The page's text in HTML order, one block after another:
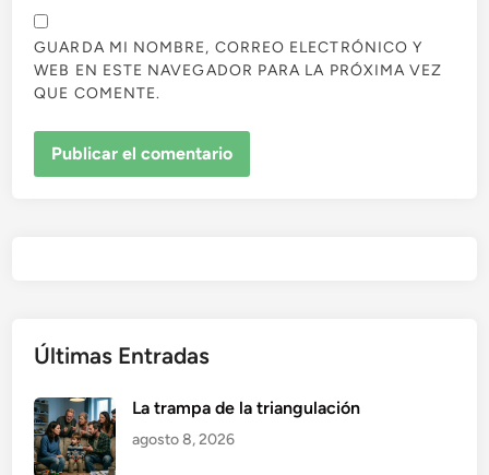
GUARDA MI NOMBRE, CORREO ELECTRÓNICO Y
WEB EN ESTE NAVEGADOR PARA LA PRÓXIMA VEZ
QUE COMENTE.
Últimas Entradas
La trampa de la triangulación
agosto 8, 2026